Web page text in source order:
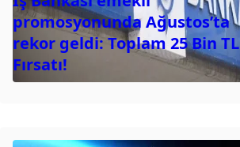
promosyonunda Ağustos’ta
rekor geldi: Toplam 25 Bin TL
Fırsatı!